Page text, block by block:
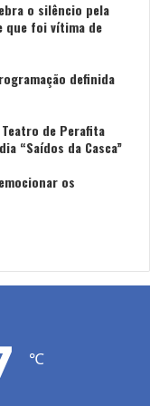
o silêncio pela
que foi vítima de
definida
Teatro de Perafita
“Saídos da Casca”
os
℃